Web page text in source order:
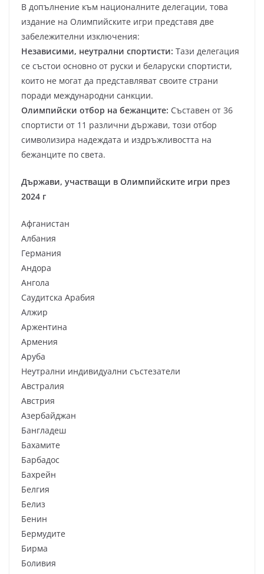
В допълнение към националните делегации, това
издание на Олимпийските игри представя две
забележителни изключения:
Независими, неутрални спортисти: Тази делегация
се състои основно от руски и беларуски спортисти,
които не могат да представляват своите страни
поради международни санкции.
Олимпийски отбор на бежанците: Съставен от 36
спортисти от 11 различни държави, този отбор
символизира надеждата и издръжливостта на
бежанците по света.
Държави, участващи в Олимпийските игри през
2024 г
Афганистан
Албания
Германия
Андора
Ангола
Саудитска Арабия
Алжир
Аржентина
Армения
Аруба
Неутрални индивидуални състезатели
Австралия
Австрия
Азербайджан
Бангладеш
Бахамите
Барбадос
Бахрейн
Белгия
Белиз
Бенин
Бермудите
Бирма
Боливия